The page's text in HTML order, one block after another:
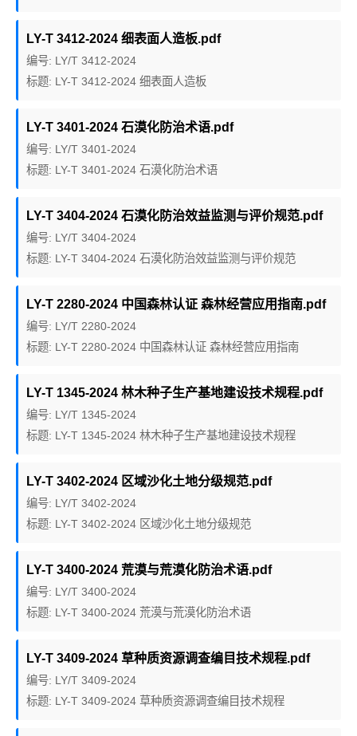
LY-T 3412-2024 细表面人造板.pdf
编号: LY/T 3412-2024
标题: LY-T 3412-2024 细表面人造板
LY-T 3401-2024 石漠化防治术语.pdf
编号: LY/T 3401-2024
标题: LY-T 3401-2024 石漠化防治术语
LY-T 3404-2024 石漠化防治效益监测与评价规范.pdf
编号: LY/T 3404-2024
标题: LY-T 3404-2024 石漠化防治效益监测与评价规范
LY-T 2280-2024 中国森林认证 森林经营应用指南.pdf
编号: LY/T 2280-2024
标题: LY-T 2280-2024 中国森林认证 森林经营应用指南
LY-T 1345-2024 林木种子生产基地建设技术规程.pdf
编号: LY/T 1345-2024
标题: LY-T 1345-2024 林木种子生产基地建设技术规程
LY-T 3402-2024 区域沙化土地分级规范.pdf
编号: LY/T 3402-2024
标题: LY-T 3402-2024 区域沙化土地分级规范
LY-T 3400-2024 荒漠与荒漠化防治术语.pdf
编号: LY/T 3400-2024
标题: LY-T 3400-2024 荒漠与荒漠化防治术语
LY-T 3409-2024 草种质资源调查编目技术规程.pdf
编号: LY/T 3409-2024
标题: LY-T 3409-2024 草种质资源调查编目技术规程